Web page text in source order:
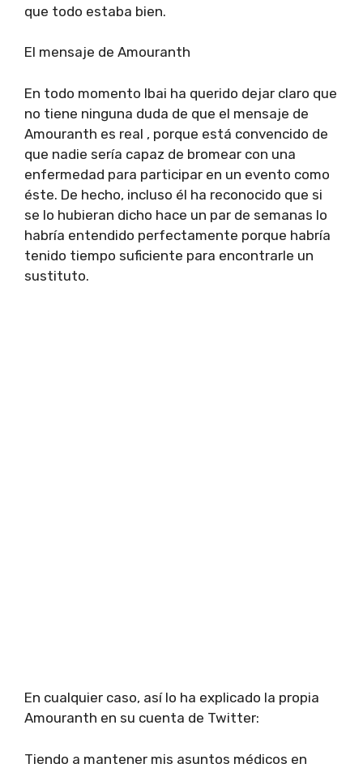
que todo estaba bien.
El mensaje de Amouranth
En todo momento Ibai ha querido dejar claro que
no tiene ninguna duda de que el mensaje de
Amouranth es real , porque está convencido de
que nadie sería capaz de bromear con una
enfermedad para participar en un evento como
éste. De hecho, incluso él ha reconocido que si
se lo hubieran dicho hace un par de semanas lo
habría entendido perfectamente porque habría
tenido tiempo suficiente para encontrarle un
sustituto.
En cualquier caso, así lo ha explicado la propia
Amouranth en su cuenta de Twitter:
Tiendo a mantener mis asuntos médicos en